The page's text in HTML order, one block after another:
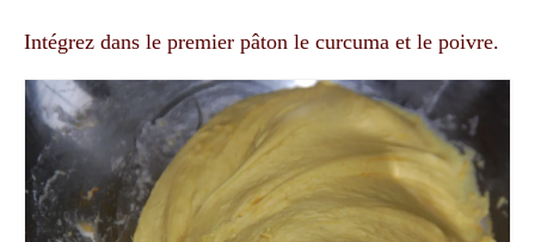
Intégrez dans le premier pâton le curcuma et le poivre.